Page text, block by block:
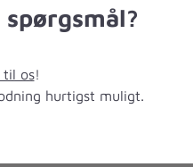
spørgsmål?
til os!
hurtigst muligt.